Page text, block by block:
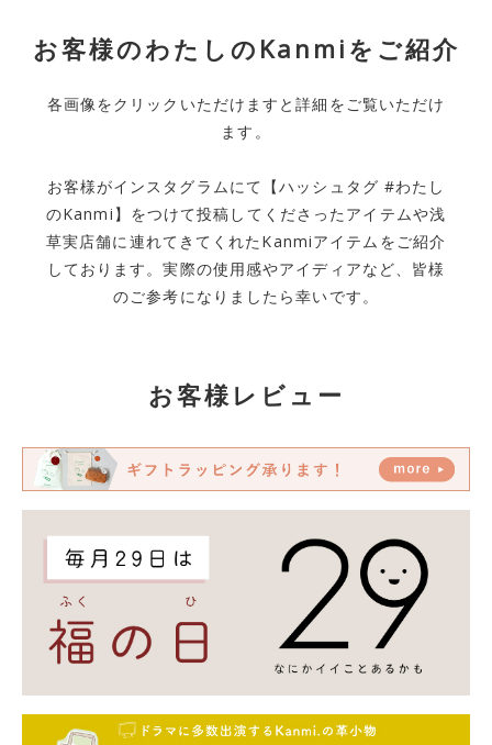
お客様のわたしのKanmiをご紹介
各画像をクリックいただけますと詳細をご覧いただけ
ます。
お客様がインスタグラムにて【ハッシュタグ #わたし
のKanmi】をつけて投稿してくださったアイテムや浅
草実店舗に連れてきてくれたKanmiアイテムをご紹介
しております。実際の使用感やアイディアなど、皆様
のご参考になりましたら幸いです。
お客様レビュー